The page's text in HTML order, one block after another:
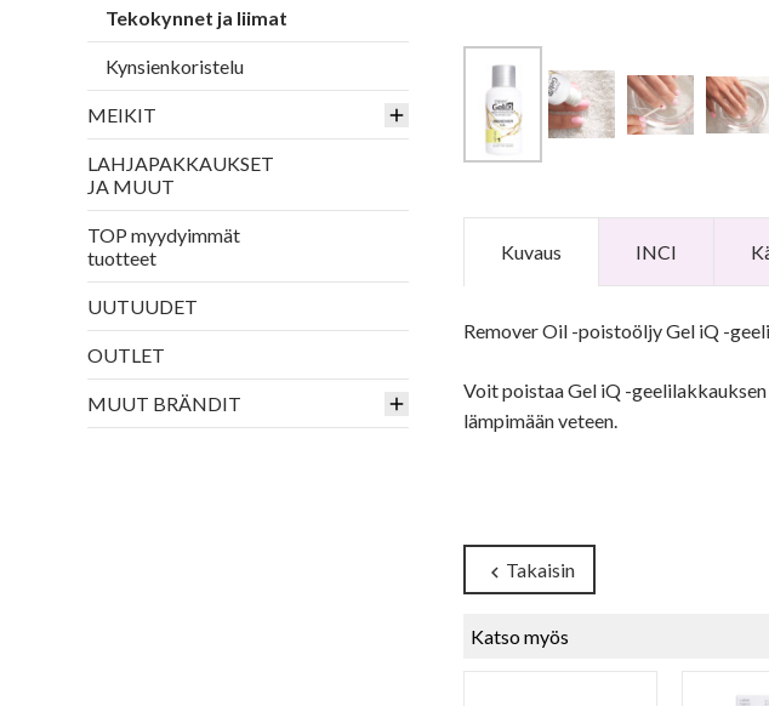
Tekokynnet ja liimat
Kynsienkoristelu
MEIKIT
LAHJAPAKKAUKSET
JA MUUT
TOP myydyimmät
tuotteet
UUTUUDET
OUTLET
MUUT BRÄNDIT
Kuvaus INCI
Remover Oil -poistoöljy Gel iQ -
Voit poistaa Gel iQ -
lämpimään veteen.
chevron_left Takaisin
Katso myös